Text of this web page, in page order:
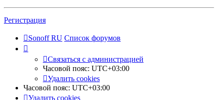
Регистрация
Sonoff RU Список форумов
Связаться с администрацией
Часовой пояс: UTC+03:00
Удалить cookies
Часовой пояс: UTC+03:00
Удалить cookies